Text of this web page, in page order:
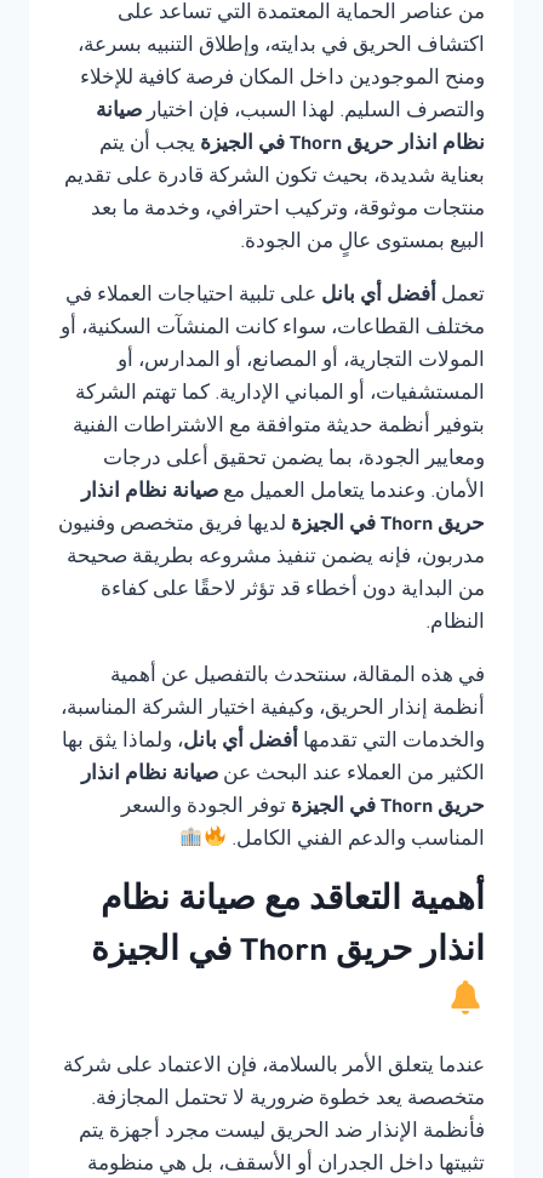
من عناصر الحماية المعتمدة التي تساعد على
اكتشاف الحريق في بدايته، وإطلاق التنبيه بسرعة،
ومنح الموجودين داخل المكان فرصة كافية للإخلاء
والتصرف السليم. لهذا السبب، فإن اختيار صيانة
نظام انذار حريق Thorn في الجيزة
يجب أن يتم
بعناية شديدة، بحيث تكون الشركة قادرة على تقديم
منتجات موثوقة، وتركيب احترافي، وخدمة ما بعد
البيع بمستوى عالٍ من الجودة.
تعمل أفضل أي بانل على تلبية احتياجات العملاء في
مختلف القطاعات، سواء كانت المنشآت السكنية، أو
المولات التجارية، أو المصانع، أو المدارس، أو
المستشفيات، أو المباني الإدارية. كما تهتم الشركة
بتوفير أنظمة حديثة متوافقة مع الاشتراطات الفنية
ومعايير الجودة، بما يضمن تحقيق أعلى درجات
الأمان. وعندما يتعامل العميل مع صيانة نظام انذار
حريق Thorn في الجيزة
لديها فريق متخصص وفنيون
مدربون، فإنه يضمن تنفيذ مشروعه بطريقة صحيحة
من البداية دون أخطاء قد تؤثر لاحقًا على كفاءة
النظام.
في هذه المقالة، سنتحدث بالتفصيل عن أهمية
أنظمة إنذار الحريق، وكيفية اختيار الشركة المناسبة،
والخدمات التي تقدمها أفضل أي بانل، ولماذا يثق بها
الكثير من العملاء عند البحث عن صيانة نظام انذار
حريق Thorn في الجيزة
توفر الجودة والسعر
المناسب والدعم الفني الكامل.
أهمية التعاقد مع صيانة نظام
انذار حريق Thorn في الجيزة
عندما يتعلق الأمر بالسلامة، فإن الاعتماد على شركة
متخصصة يعد خطوة ضرورية لا تحتمل المجازفة.
فأنظمة الإنذار ضد الحريق ليست مجرد أجهزة يتم
تثبيتها داخل الجدران أو الأسقف، بل هي منظومة